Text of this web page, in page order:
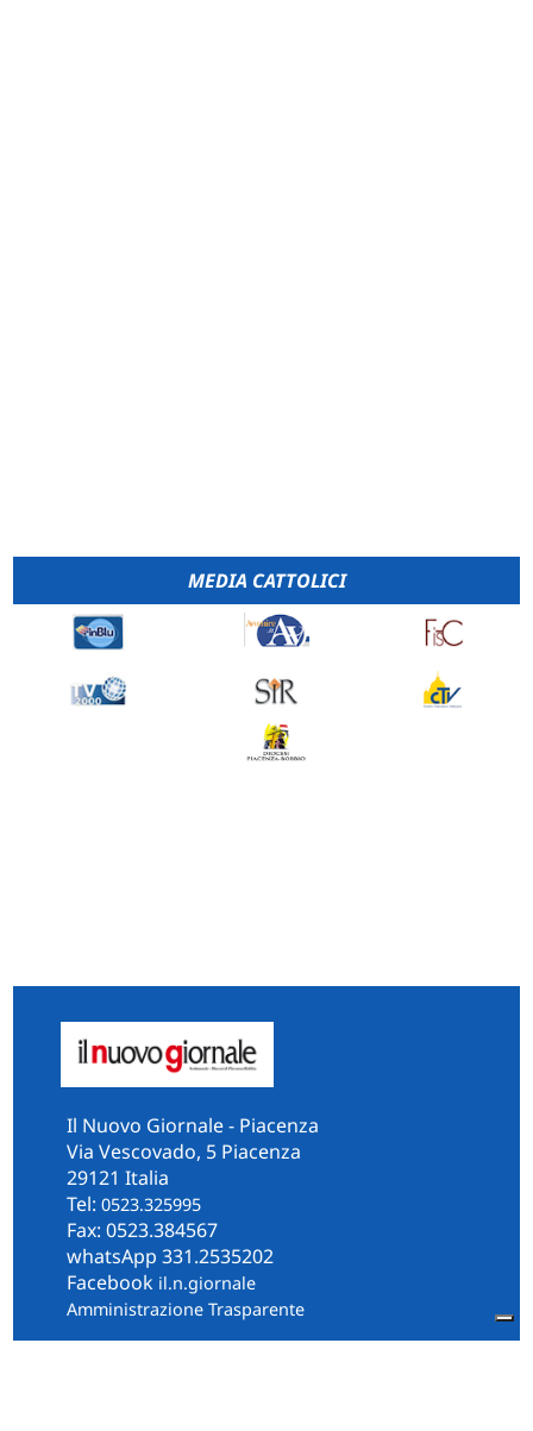
MEDIA CATTOLICI
Il Nuovo Giornale - Piacenza
Via Vescovado, 5 Piacenza
29121 Italia
Tel: 0523.325995
Fax: 0523.384567
whatsApp 331.2535202
Facebook il.n.giornale
Amministrazione Trasparente